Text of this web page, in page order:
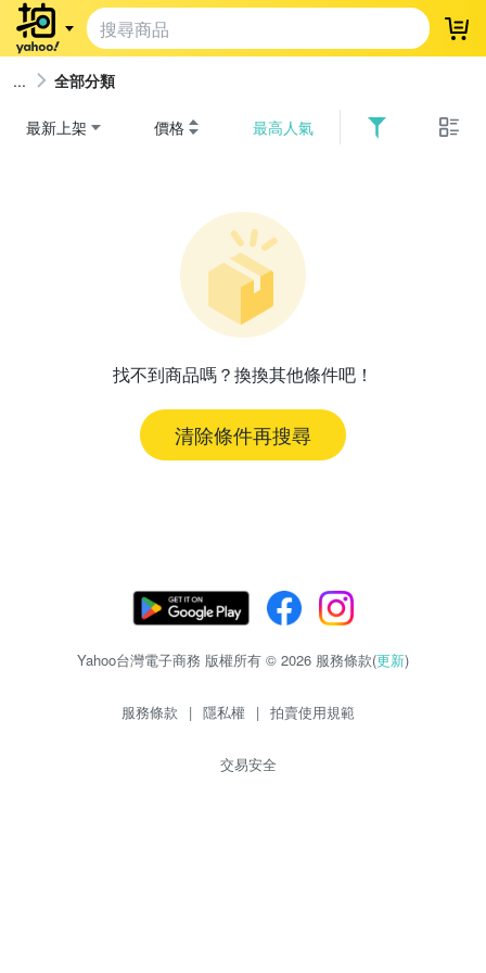
登
全部分類
最新上架 價格 最高人氣
找不到商品嗎？換換其他條件吧！
清除條件再搜尋
Yahoo台灣電子商務 版權所有 © 2026 服務條款(更新)
服務條款 | 隱私權 | 拍賣使用規範
交易安全